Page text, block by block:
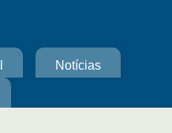
Notícias